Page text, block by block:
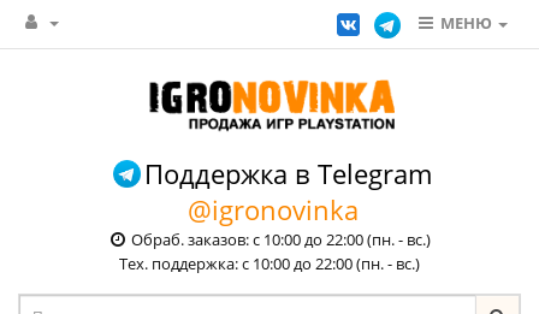
МЕНЮ
Поддержка в Telegram
@igronovinka
Обраб. заказов: с 10:00 до 22:00 (пн. - вс.)
Тех. поддержка: с 10:00 до 22:00 (пн. - вс.)